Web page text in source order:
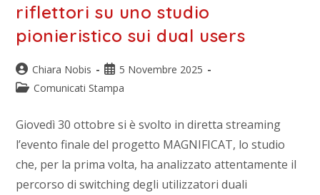
riflettori su uno studio
pionieristico sui dual users
Chiara Nobis
5 Novembre 2025
Comunicati Stampa
Giovedì 30 ottobre si è svolto in diretta streaming
l’evento finale del progetto MAGNIFICAT, lo studio
che, per la prima volta, ha analizzato attentamente il
percorso di switching degli utilizzatori duali